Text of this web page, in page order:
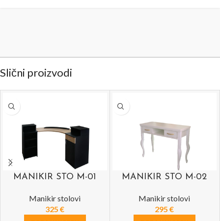
Slični proizvodi
MANIKIR STO M-01
Manikir stolovi
325€
MANIKIR STO M-02
Manikir stolovi
295€